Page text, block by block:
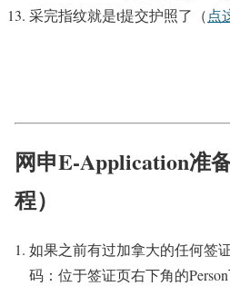
采完指纹就是t提交护照了（点
网申E-Application准
程）
如果之前有过加拿大的任何签
码：位于签证页右下角的